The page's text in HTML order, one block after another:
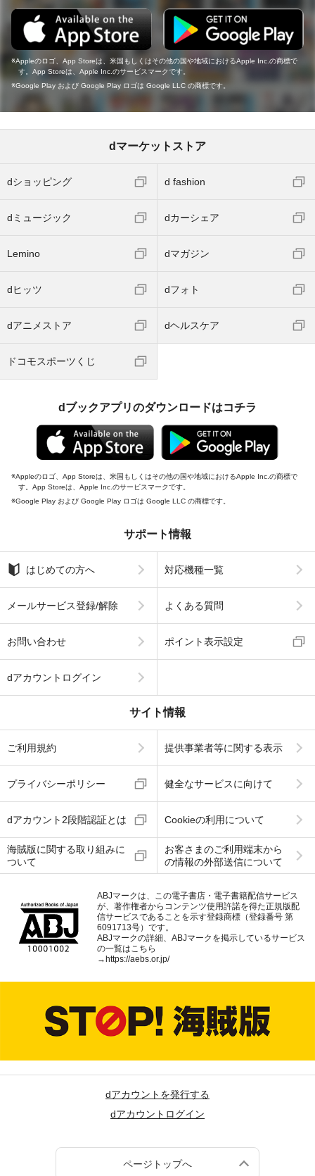
Appleのロゴ、App Storeは、米国もしくはその他の国や地域におけるApple Inc.の商標で
す。App Storeは、Apple Inc.のサービスマークです。
Google Play および Google Play ロゴは Google LLC の商標です。
dマーケットストア
dショッピング d fashion
dミュージック dカーシェア
Lemino dマガジン
dヒッツ dフォト
dアニメストア dヘルスケア
ドコモスポーツくじ
dブックアプリのダウンロードはコチラ
Appleのロゴ、App Storeは、米国もしくはその他の国や地域におけるApple Inc.の商標で
す。App Storeは、Apple Inc.のサービスマークです。
Google Play および Google Play ロゴは Google LLC の商標です。
サポート情報
はじめての方へ 対応機種一覧
メールサービス登録/解除 よくある質問
お問い合わせ ポイント表示設定
dアカウントログイン
サイト情報
ご利用規約 提供事業者等に関する表示
プライバシーポリシー 健全なサービスに向けて
dアカウント2段階認証とは Cookieの利用について
海賊版に関する取り組みに
ついて
お客さまのご利用端末から
の情報の外部送信について
ABJマークは、この電子書店・電子書籍配信サービス
が、著作権者からコンテンツ使用許諾を得た正規版配
信サービスであることを示す登録商標（登録番号 第
6091713号）です。
ABJマークの詳細、ABJマークを掲示しているサービス
の一覧はこちら
→https://aebs.or.jp/
dアカウントを発行する
dアカウントログイン
ページトップへ